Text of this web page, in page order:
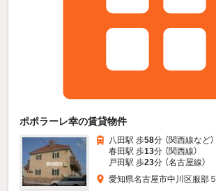
ポポラーレ幸の賃貸物件
八田駅 歩58分 （関西線など）
春田駅 歩13分 （関西線）
戸田駅 歩23分 （名古屋線）
愛知県名古屋市中川区服部５